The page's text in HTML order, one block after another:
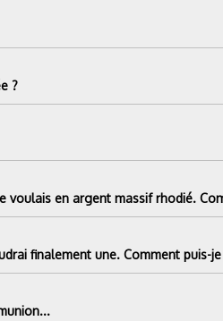
?
voulais en argent massif rhodié.
finalement une. Comment puis-